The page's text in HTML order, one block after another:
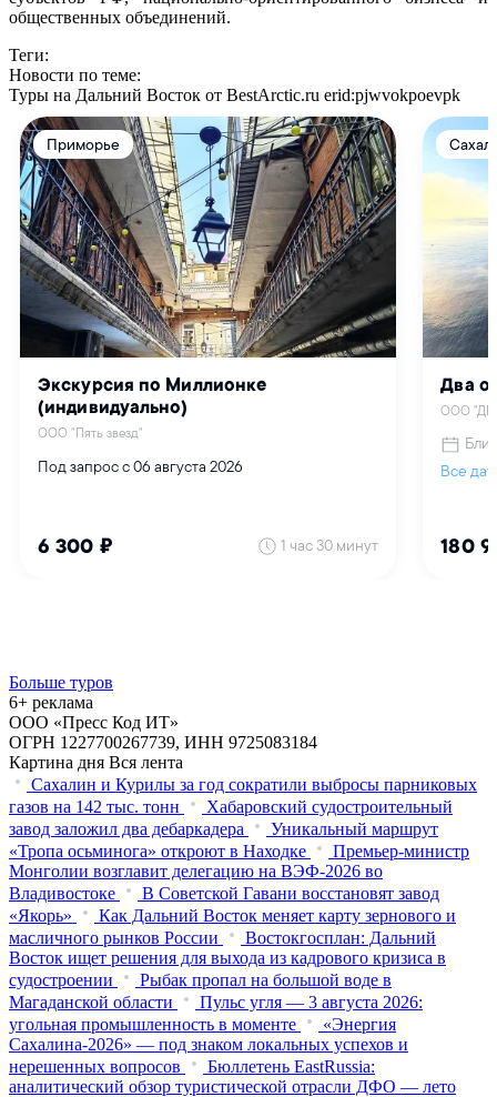
общественных объединений.
Теги:
Новости по теме:
Туры на Дальний Восток от BestArctic.ru erid:pjwvokpoevpk
Больше туров
6+ реклама
ООО «Пресс Код ИТ»
ОГРН 1227700267739, ИНН 9725083184
Картина дня Вся лента
Сахалин и Курилы за год сократили выбросы парниковых
газов на 142 тыс. тонн
Хабаровский судостроительный
завод заложил два дебаркадера
Уникальный маршрут
«Тропа осьминога» откроют в Находке
Премьер-министр
Монголии возглавит делегацию на ВЭФ‑2026 во
Владивостоке
В Советской Гавани восстановят завод
«Якорь»
Как Дальний Восток меняет карту зернового и
масличного рынков России
Востокгосплан: Дальний
Восток ищет решения для выхода из кадрового кризиса в
судостроении
Рыбак пропал на большой воде в
Магаданской области
Пульс угля — 3 августа 2026:
угольная промышленность в моменте
«Энергия
Сахалина-2026» — под знаком локальных успехов и
нерешенных вопросов
Бюллетень EastRussia:
аналитический обзор туристической отрасли ДФО — лето